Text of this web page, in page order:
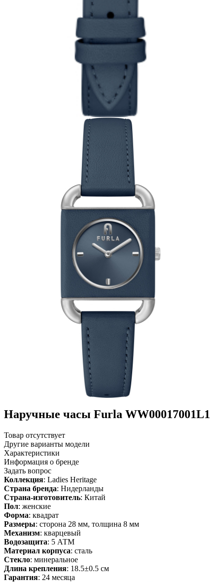
Наручные часы Furla WW00017001L1
Товар отсутствует
Другие варианты модели
Характеристики
Информация о бренде
Задать вопрос
Коллекция: Ladies Heritage
Страна бренда: Нидерланды
Страна-изготовитель: Китай
Пол: женские
Форма: квадрат
Размеры: сторона 28 мм, толщина 8 мм
Механизм: кварцевый
Водозащита: 5 АТМ
Материал корпуса: сталь
Стекло: минеральное
Длина крепления: 18.5±0.5 см
Гарантия: 24 месяца